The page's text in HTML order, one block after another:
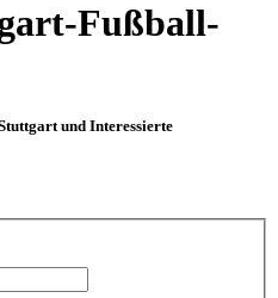
Fußball-
und Interessierte